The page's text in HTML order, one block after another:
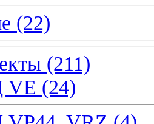
(22)
(211)
(24)